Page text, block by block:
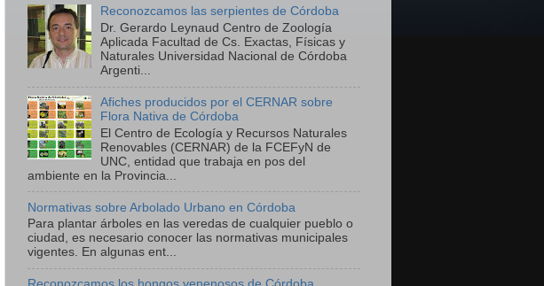
Reconozcamos las serpientes de Córdoba
Dr. Gerardo Leynaud Centro de Zoología
Aplicada Facultad de Cs. Exactas, Físicas y
Naturales Universidad Nacional de Córdoba
Argenti...
Afiches producidos por el CERNAR sobre
Flora Nativa de Córdoba
El Centro de Ecología y Recursos Naturales
Renovables (CERNAR) de la FCEFyN de
UNC, entidad que trabaja en pos del
ambiente en la Provincia...
Normativas sobre Arbolado Urbano en Córdoba
Para plantar árboles en las veredas de cualquier pueblo o
ciudad, es necesario conocer las normativas municipales
vigentes. En algunas ent...